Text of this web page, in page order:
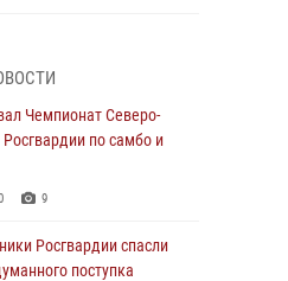
по спортивному и боевому
8 1
СОТРУДНИКАМИ
ЗАДЕРЖАНО 23
Чемпионат Северо-
Росгвардии по самбо и
9
Росгвардии спасли
поступка